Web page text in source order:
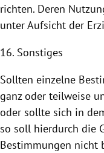
richten. Deren
unter Aufsicht der
16. Sonstiges
Sollten einzelne
ganz oder teilweise
oder sollte sich in
so soll hierdurch die
Bestimmungen nicht